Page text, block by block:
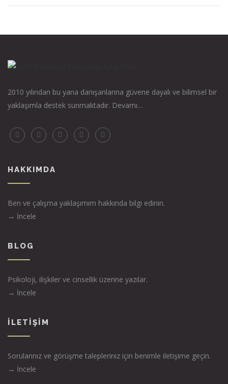
2010 yılından bu yana danışanlarına güvene dayalı ve bilimsel bir
yaklaşımla destek sunmaktadır. Devamı…
HAKKIMDA
Ben ve çalışma yaklaşımım hakkında bilgi edinin.
→ İncele
BLOG
Psikoloji, ilişkiler ve cinsellik üzerine yazılar.
→ İncele
İLETIŞIM
Sorularınız ve görüşme talepleriniz için benimle iletişime geçin.
→ İncele